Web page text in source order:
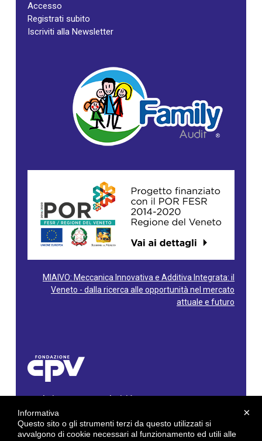
Accesso
Registrati subito
Iscriviti alla Newsletter
MIAIVO: Meccanica Innovativa e Additiva Integrata: il
Veneto - dalla ricerca alle opportunità nel mercato
attuale e futuro
Via Gioacchino Rossini, 60 - 36100 Vicenza - Italy
Tel. 0444/960500 - Fax 0444/1932220
C.F. e P. IVA: 02429800242
×
Informativa
Questo sito o gli strumenti terzi da questo utilizzati si
avvalgono di cookie necessari al funzionamento ed utili alle